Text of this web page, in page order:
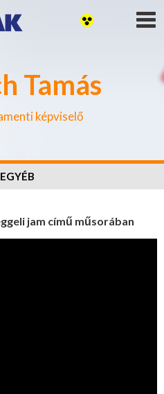
Tamás
képviselő
EGYÉB
jam című műsorában